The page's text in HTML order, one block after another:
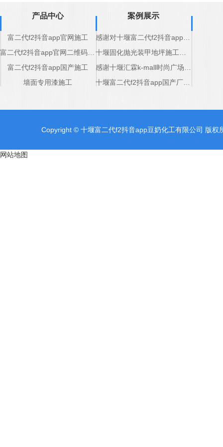
产品中心
富二代f2抖音app官网施工
富二代f2抖音app国产施工
墙面专用漆施工
案例展示
Copyright © 十堰富二代f2抖音app豆奶化工有限公司 版权所
网站地图